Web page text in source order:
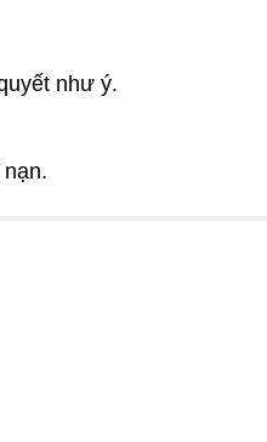
như ý.